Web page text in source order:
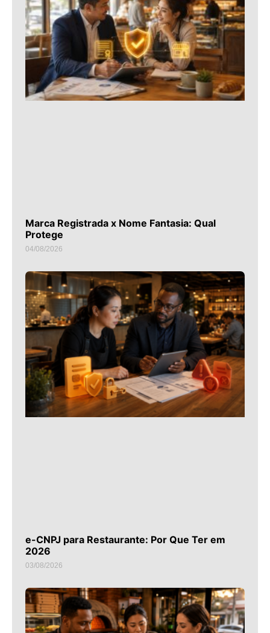
Marca Registrada x Nome Fantasia: Qual
Protege
04/08/2026
e-CNPJ para Restaurante: Por Que Ter em
2026
03/08/2026